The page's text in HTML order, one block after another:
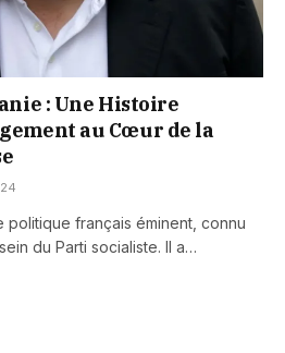
: Une Histoire
au Cœur de la
politique français éminent, connu
du Parti socialiste. Il a…